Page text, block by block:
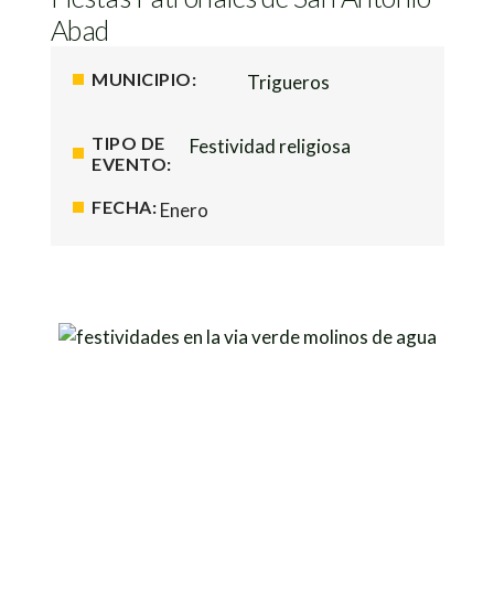
Abad
MUNICIPIO: Trigueros
TIPO DE
EVENTO:
Festividad religiosa
FECHA: Enero